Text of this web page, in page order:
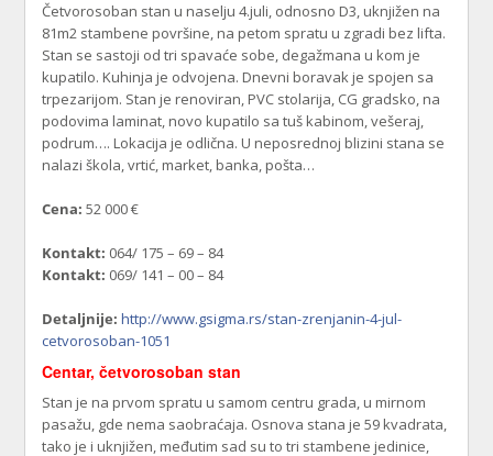
Četvorosoban stan u naselju 4.juli, odnosno D3, uknjižen na
81m2 stambene površine, na petom spratu u zgradi bez lifta.
Stan se sastoji od tri spavaće sobe, degažmana u kom je
kupatilo. Kuhinja je odvojena. Dnevni boravak je spojen sa
trpezarijom. Stan je renoviran, PVC stolarija, CG gradsko, na
podovima laminat, novo kupatilo sa tuš kabinom, vešeraj,
podrum…. Lokacija je odlična. U neposrednoj blizini stana se
nalazi škola, vrtić, market, banka, pošta…
Cena: 52 000 €
Kontakt: 064/ 175 – 69 – 84
Kontakt: 069/ 141 – 00 – 84
Detaljnije: http://www.gsigma.rs/stan-zrenjanin-4-jul-
cetvorosoban-1051
Centar, četvorosoban stan
Stan je na prvom spratu u samom centru grada, u mirnom
pasažu, gde nema saobraćaja. Osnova stana je 59 kvadrata,
tako je i uknjižen, međutim sad su to tri stambene jedinice,